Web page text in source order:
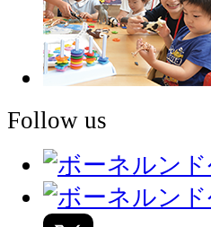
Follow us